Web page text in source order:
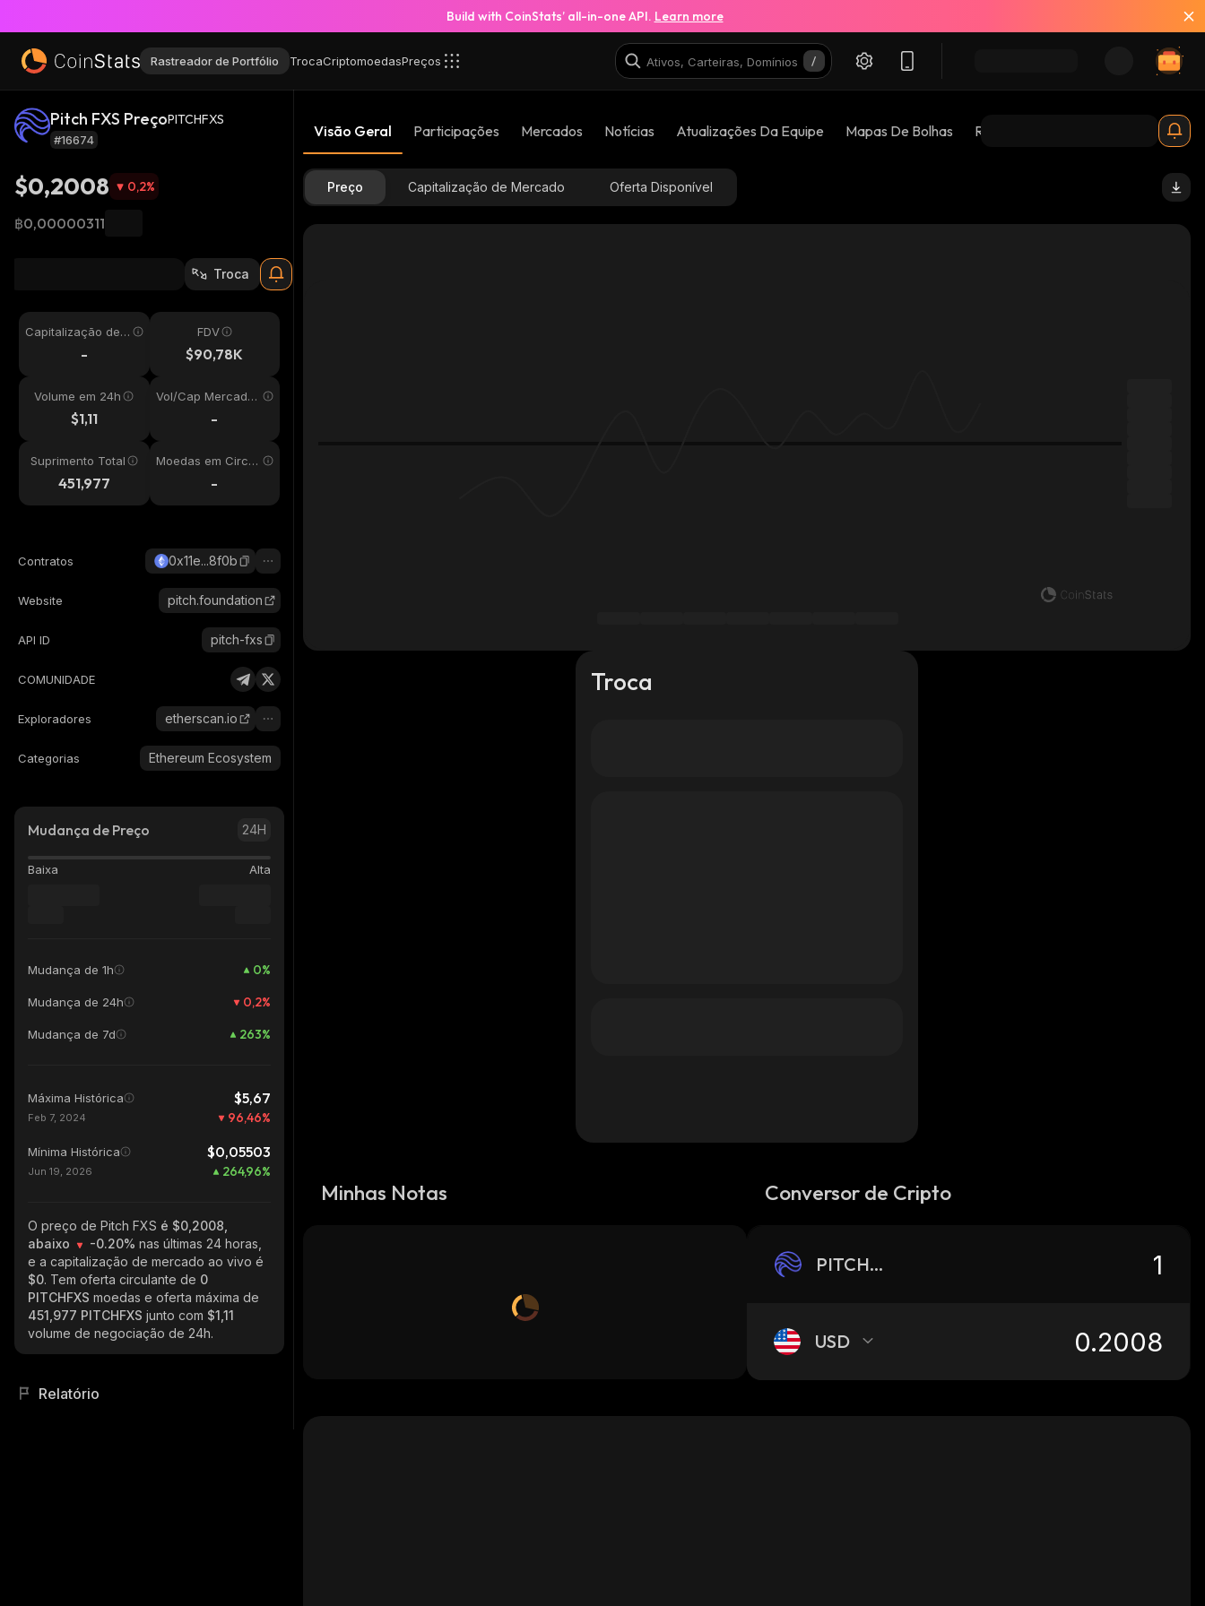
Build with CoinStats’ all-in-one API. Learn more
Rastreador de Portfólio TrocaCriptomoedasPreços
Pitch FXS PreçoPITCHFXS
#16674
$0,2008 0,2%
฿0,00000311
Troca
Capitalização de
-
FDV
$90,78K
Volume em 24h
$1,11
Vol/Cap Mercado
-
Suprimento Total
451,977
Moedas em Circul
-
Contratos 0x11e...8f0b
Website pitch.foundation
API ID pitch-fxs
COMUNIDADE
Exploradores etherscan.io
Categorias Ethereum Ecosystem
Mudança de Preço 24H
Baixa Alta
Mudança de 1h 0%
Mudança de 24h 0,2%
Mudança de 7d 263%
Máxima Histórica $5,67
Feb 7, 2024 96,46%
Mínima Histórica $0,05503
Jun 19, 2026 264,96%
O preço de Pitch FXS é $0,2008,
abaixo
-0.20% nas últimas 24 horas,
e a capitalização de mercado ao vivo é
$0. Tem oferta circulante de 0
PITCHFXS moedas e oferta máxima de
451,977 PITCHFXS junto com $1,11
volume de negociação de 24h.
Relatório
Visão Geral Participações Mercados Notícias Atualizações Da Equipe Mapas De Bolhas Riscos 😱
Preço Capitalização de Mercado Oferta Disponível
Troca
Minhas Notas Conversor de Cripto
PITCHFXS
USD